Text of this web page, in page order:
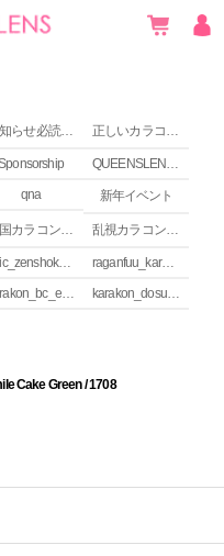
お知らせ必読 (NEWS) 正しいカラコンの使い方
QUEENSLENS Affiliate Program
qna 新年イベント
韓国カラコンguide 乱視カラコンの安全性
toric_zenshoku_review
raganfuu_karakon_erabikata
karakon_bc_erabikata karakon_dosuu_erabikata
Cake Green / 1708